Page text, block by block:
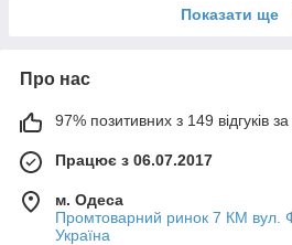
Показати ще
Про нас
97% позитивних з 149 відгуків за
Працює з 06.07.2017
м. Одеса
Промтоварний ринок 7 КМ вул.
Україна